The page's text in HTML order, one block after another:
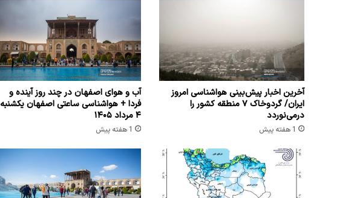
آخرین اخبار پیش‌بینی هواشناسی امروز
ایران/ گردوخاک ۷ منطقه کشور را
درمی‌نوردد
1 هفته پیش
آب و هوای اصفهان در چند روز آینده و
فردا + هواشناسی ساعتی اصفهان یکشنبه
۴ مرداد ۱۴۰۵
1 هفته پیش